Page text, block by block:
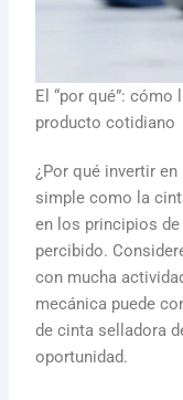
El “por qué”:
producto cotidiano
¿Por qué invertir
simple como la
en los principios
percibido.
con mucha
mecánica puede
de cinta selladora
oportunidad.